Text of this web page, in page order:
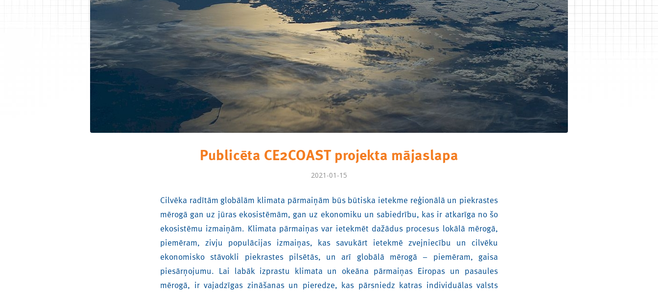
Publicēta CE2COAST projekta mājaslapa
2021-01-15
Cilvēka radītām globālām klimata pārmaiņām būs būtiska ietekme reģionālā un piekrastes
mērogā gan uz jūras ekosistēmām, gan uz ekonomiku un sabiedrību, kas ir atkarīga no šo
ekosistēmu izmaiņām. Klimata pārmaiņas var ietekmēt dažādus procesus lokālā mērogā,
piemēram, zivju populācijas izmaiņas, kas savukārt ietekmē zvejniecību un cilvēku
ekonomisko stāvokli piekrastes pilsētās, un arī globālā mērogā – piemēram, gaisa
piesārņojumu. Lai labāk izprastu klimata un okeāna pārmaiņas Eiropas un pasaules
mērogā, ir vajadzīgas zināšanas un pieredze, kas pārsniedz katras individuālas valsts